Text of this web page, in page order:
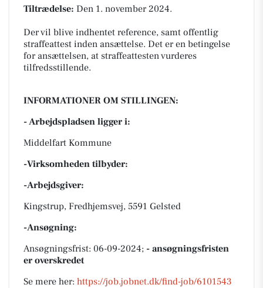
Tiltrædelse: Den 1. november 2024.
Der vil blive indhentet reference, samt offentlig
straffeattest inden ansættelse. Det er en betingelse
for ansættelsen, at straffeattesten vurderes
tilfredsstillende.
INFORMATIONER OM STILLINGEN:
- Arbejdspladsen ligger i:
Middelfart Kommune
-Virksomheden tilbyder:
-Arbejdsgiver:
Kingstrup, Fredhjemsvej, 5591 Gelsted
-Ansøgning:
Ansøgningsfrist: 06-09-2024; - ansøgningsfristen
er overskredet
Se mere her: https://job.jobnet.dk/find-job/6101543